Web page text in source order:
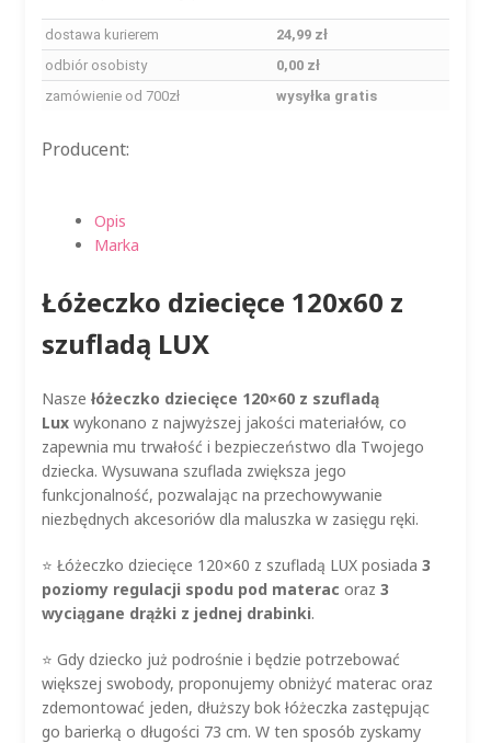
dostawa kurierem
24,99 zł
odbiór osobisty
0,00 zł
zamówienie od 700zł
wysyłka gratis
Producent:
Opis
Marka
Łóżeczko dziecięce 120x60 z
szufladą LUX
Nasze łóżeczko dziecięce 120×60 z szufladą
Luxwykonano z najwyższej jakości materiałów, co
zapewnia mu trwałość i bezpieczeństwo dla Twojego
dziecka. Wysuwana szuflada zwiększa jego
funkcjonalność, pozwalając na przechowywanie
niezbędnych akcesoriów dla maluszka w zasięgu ręki.
⭐ Łóżeczko dziecięce 120×60 z szufladą LUX posiada 3
poziomy regulacji spodu pod materac oraz 3
wyciągane drążki z jednej drabinki.
⭐ Gdy dziecko już podrośnie i będzie potrzebować
większej swobody, proponujemy obniżyć materac oraz
zdemontować jeden, dłuższy bok łóżeczka zastępując
go barierką o długości 73 cm. W ten sposób zyskamy